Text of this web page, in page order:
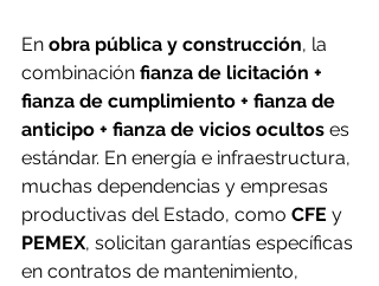
En obra pública y construcción, la
combinación fianza de licitación +
fianza de cumplimiento + fianza de
anticipo + fianza de vicios ocultos es
estándar. En energía e infraestructura,
muchas dependencias y empresas
productivas del Estado, como CFE y
PEMEX, solicitan garantías específicas
en contratos de mantenimiento,